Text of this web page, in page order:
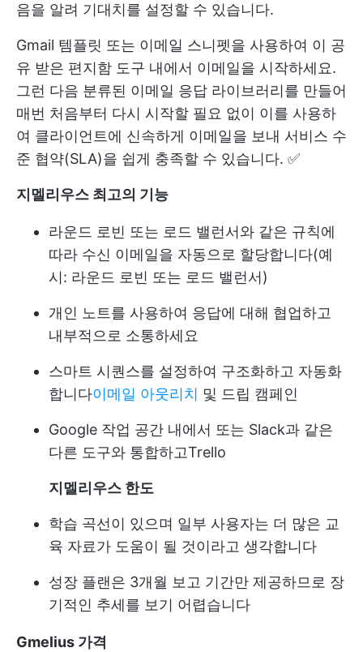
음을 알려 기대치를 설정할 수 있습니다.
Gmail 템플릿 또는 이메일 스니펫을 사용하여 이 공
유 받은 편지함 도구 내에서 이메일을 시작하세요.
그런 다음 분류된 이메일 응답 라이브러리를 만들어
매번 처음부터 다시 시작할 필요 없이 이를 사용하
여 클라이언트에 신속하게 이메일을 보내 서비스 수
준 협약(SLA)을 쉽게 충족할 수 있습니다. ✅
지멜리우스 최고의 기능
라운드 로빈 또는 로드 밸런서와 같은 규칙에
따라 수신 이메일을 자동으로 할당합니다(예
시: 라운드 로빈 또는 로드 밸런서)
개인 노트를 사용하여 응답에 대해 협업하고
내부적으로 소통하세요
스마트 시퀀스를 설정하여 구조화하고 자동화
합니다이메일 아웃리치 및 드립 캠페인
Google 작업 공간 내에서 또는 Slack과 같은
다른 도구와 통합하고Trello
지멜리우스 한도
학습 곡선이 있으며 일부 사용자는 더 많은 교
육 자료가 도움이 될 것이라고 생각합니다
성장 플랜은 3개월 보고 기간만 제공하므로 장
기적인 추세를 보기 어렵습니다
Gmelius 가격